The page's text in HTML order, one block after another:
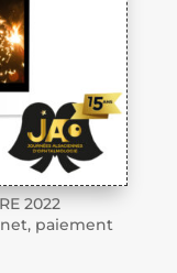
2022
paiement